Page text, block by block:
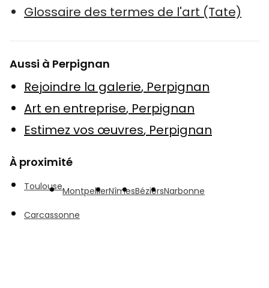
Glossaire des termes de l'art (Tate)
Aussi à Perpignan
Rejoindre la galerie, Perpignan
Art en entreprise, Perpignan
Estimez vos œuvres, Perpignan
À proximité
ToulouseMontpellierNîmesBéziersNarbonne
Carcassonne